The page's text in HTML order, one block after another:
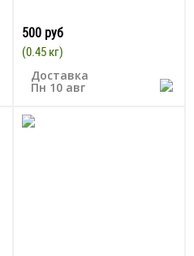
500 руб
(0.45 кг)
Доставка
Пн 10 авг